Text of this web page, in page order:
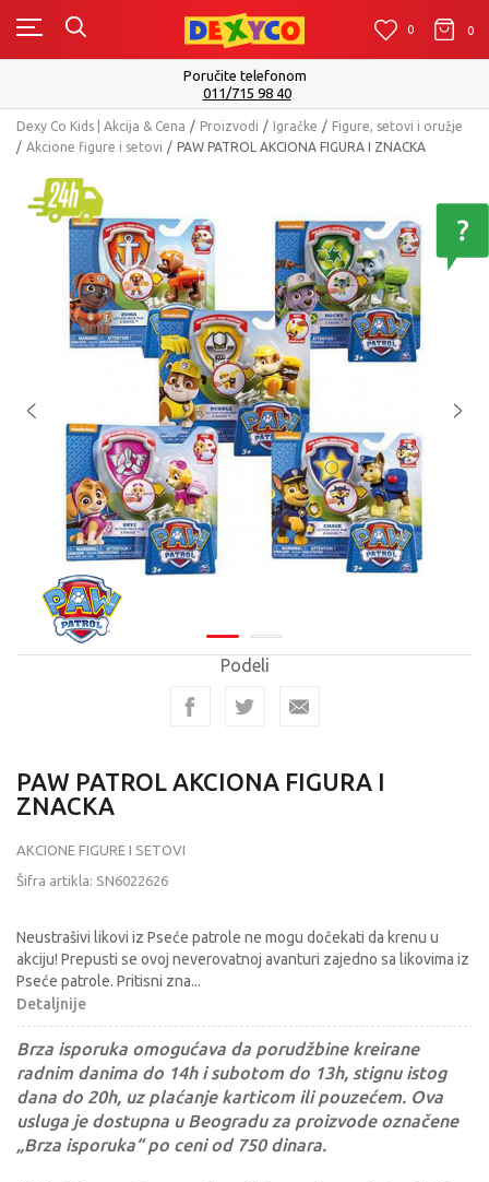
0 0 0
Isporuku možete očekivati u roku od 2 do 4 radna dana!
Pogledaj više
Dexy Co Kids | Akcija & Cena Proizvodi Igračke
Figure, setovi i oružje
Akcione figure i setovi
PAW PATROL AKCIONA FIGURA I ZNACKA
Podeli
PAW PATROL AKCIONA FIGURA I
ZNACKA
AKCIONE FIGURE I SETOVI
Šifra artikla: SN6022626
Neustrašivi likovi iz Pseće patrole ne mogu dočekati da krenu u
akciju! Prepusti se ovoj neverovatnoj avanturi zajedno sa likovima iz
Pseće patrole. Pritisni zna...
Detaljnije
Brza isporuka omogućava da porudžbine kreirane
radnim danima do 14h i subotom do 13h, stignu istog
dana do 20h, uz plaćanje karticom ili pouzećem. Ova
usluga je dostupna u Beogradu za proizvode označene
„Brza isporuka“ po ceni od 750 dinara.